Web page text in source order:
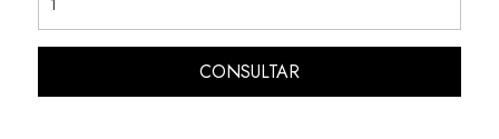
CONSULTAR